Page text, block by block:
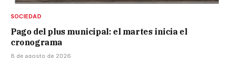
SOCIEDAD
Pago del plus municipal: el martes inicia el
cronograma
8 de agosto de 2026